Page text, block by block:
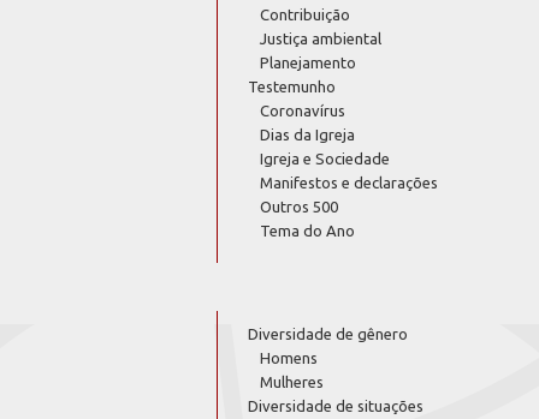
Contribuição
Justiça ambiental
Planejamento
Testemunho
Coronavírus
Dias da Igreja
Igreja e Sociedade
Manifestos e declarações
Outros 500
Tema do Ano
Diversidade de gênero
Homens
Mulheres
Diversidade de situações